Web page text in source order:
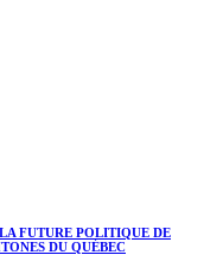
FUTURE POLITIQUE DE
DU QUÉBEC